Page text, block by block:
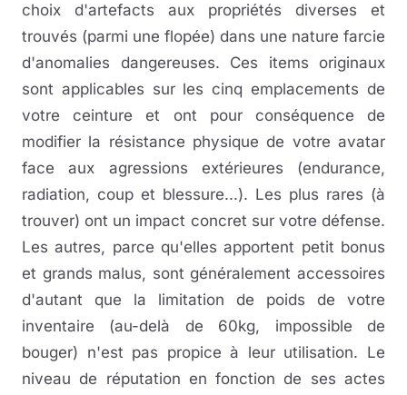
choix d'artefacts aux propriétés diverses et
trouvés (parmi une flopée) dans une nature farcie
d'anomalies dangereuses. Ces items originaux
sont applicables sur les cinq emplacements de
votre ceinture et ont pour conséquence de
modifier la résistance physique de votre avatar
face aux agressions extérieures (endurance,
radiation, coup et blessure...). Les plus rares (à
trouver) ont un impact concret sur votre défense.
Les autres, parce qu'elles apportent petit bonus
et grands malus, sont généralement accessoires
d'autant que la limitation de poids de votre
inventaire (au-delà de 60kg, impossible de
bouger) n'est pas propice à leur utilisation. Le
niveau de réputation en fonction de ses actes